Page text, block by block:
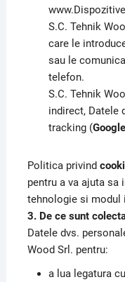
S.C. Tehnik
care le
sau le
telefon.
S.C. Tehnik
indirect, Datele
tracking (
Politica privind
pentru a va ajuta sa
tehnologie si modul
3. De ce sunt
Datele dvs.
Wood Srl. pentru:
a lua legatura